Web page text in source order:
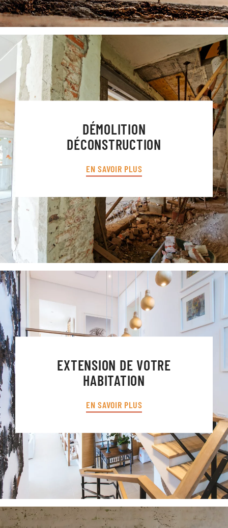
DÉMOLITION
DÉCONSTRUCTION
EN SAVOIR PLUS
EXTENSION DE VOTRE
HABITATION
EN SAVOIR PLUS